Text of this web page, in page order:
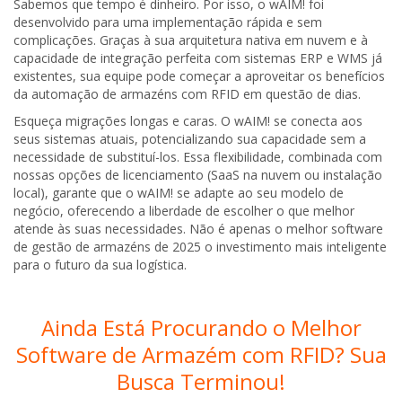
Sabemos que tempo é dinheiro. Por isso, o wAIM! foi
desenvolvido para uma implementação rápida e sem
complicações. Graças à sua arquitetura nativa em nuvem e à
capacidade de integração perfeita com sistemas ERP e WMS já
existentes, sua equipe pode começar a aproveitar os benefícios
da automação de armazéns com RFID em questão de dias.
Esqueça migrações longas e caras. O wAIM! se conecta aos
seus sistemas atuais, potencializando sua capacidade sem a
necessidade de substituí-los. Essa flexibilidade, combinada com
nossas opções de licenciamento (SaaS na nuvem ou instalação
local), garante que o wAIM! se adapte ao seu modelo de
negócio, oferecendo a liberdade de escolher o que melhor
atende às suas necessidades. Não é apenas o melhor software
de gestão de armazéns de 2025 o investimento mais inteligente
para o futuro da sua logística.
Ainda Está Procurando o Melhor
Software de Armazém com RFID? Sua
Busca Terminou!